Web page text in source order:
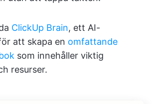
ClickUp Brain, ett AI-
att skapa en omfattande
som innehåller viktig
resurser.